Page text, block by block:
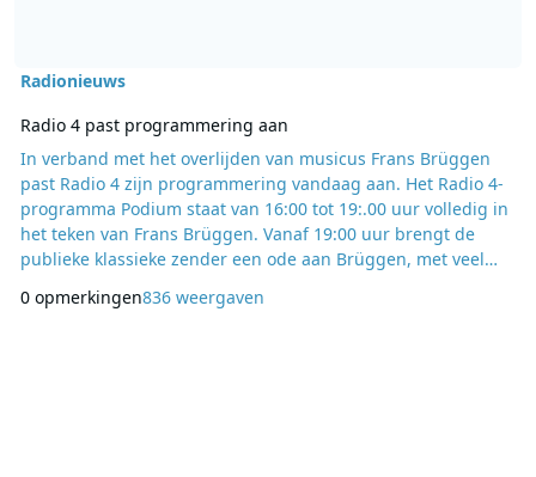
Radionieuws
Radio 4 past programmering aan
In verband met het overlijden van musicus Frans Brüggen
past Radio 4 zijn programmering vandaag aan. Het Radio 4-
programma Podium staat van 16:00 tot 19:.00 uur volledig in
het teken van Frans Brüggen. Vanaf 19:00 uur brengt de
publieke klassieke zender een ode aan Brüggen, met veel
Zomeravondconcert komt te vervallen. Frans Brüggen Frans
0 opmerkingen836 weergaven